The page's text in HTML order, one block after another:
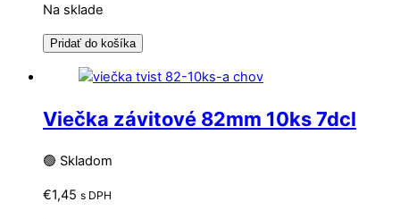
Na sklade
Pridať do košíka
Viečka závitové 82mm 10ks 7dcl
🟢 Skladom
€1,45 s DPH